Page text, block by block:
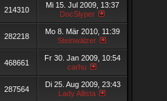
214310
Mi 15. Jul 2009, 13:37
DocSlyper
282218
Mo 8. Mär 2010, 11:39
Steinwälzer
468661
Fr 30. Jan 2009, 10:54
carhu
287564
Di 25. Aug 2009, 23:43
Lady Allista